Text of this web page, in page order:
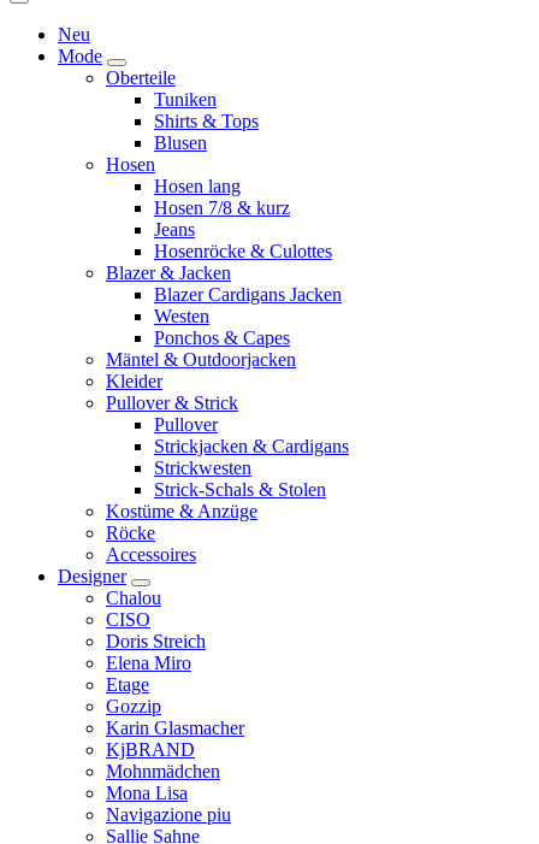
Neu
Mode
Oberteile
Tuniken
Shirts & Tops
Blusen
Hosen
Hosen lang
Hosen 7/8 & kurz
Jeans
Hosenröcke & Culottes
Blazer & Jacken
Blazer Cardigans Jacken
Westen
Ponchos & Capes
Mäntel & Outdoorjacken
Kleider
Pullover & Strick
Pullover
Strickjacken & Cardigans
Strickwesten
Strick-Schals & Stolen
Kostüme & Anzüge
Röcke
Accessoires
Designer
Chalou
CISO
Doris Streich
Elena Miro
Etage
Gozzip
Karin Glasmacher
KjBRAND
Mohnmädchen
Mona Lisa
Navigazione piu
Sallie Sahne